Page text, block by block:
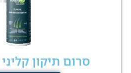
סרום תיקון